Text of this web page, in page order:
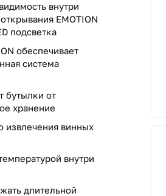
внутри
EMOTION
подсветка
обеспечивает
система
бутылки от
хранение
извлечения винных
внутри
длительной